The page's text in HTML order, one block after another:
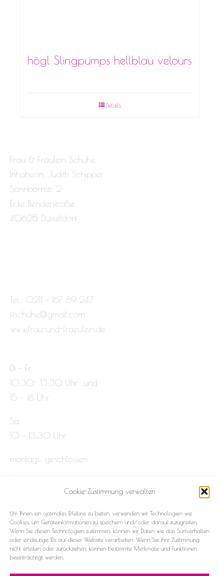
Cookie-Zustimmung verwalten
Um Ihnen ein optimales Erlebnis zu bieten, verwenden wir Technologien wie
Cookies, um Geräteinformationen zu speichern und/oder darauf zuzugreifen.
Wenn Sie diesen Technologien zustimmen, können wir Daten wie das Surfverhalten
oder eindeutige IDs auf dieser Website verarbeiten. Wenn Sie ihre Zustimmung
nicht erteilen oder zurückziehen, können bestimmte Merkmale und Funktionen
beeinträchtigt werden.
högl Slingpumps hellblau velours
Details
Frau & Fräulein Schuhe
Inhaberin: Judith Schipper
Sonnbornstr. 2
Ecke Benderstraße
40625 Düsseldorf
Tel.: 0211 – 167 89 247
ffschuhe@gmail.com
www.frau-und-fraeulein.de
Di – Fr:
10:30- 13:30 Uhr und
15 – 18 Uhr
Sa:
10 – 13:30 Uhr
montags: geschlossen
Datenschutz
Cookie-Richtlinie (EU)